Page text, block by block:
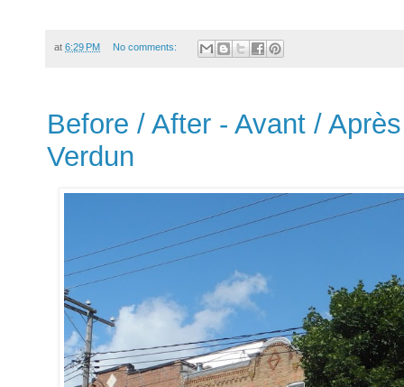
at 6:29 PM No comments:
Before / After - Avant /
Verdun